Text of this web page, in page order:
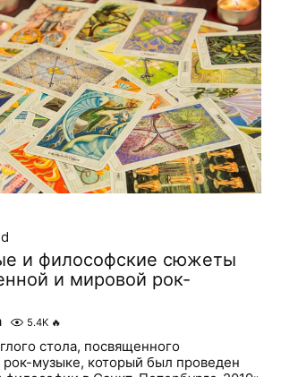
и философские сюжеты
и мировой рок-
5.4K 🔥
стола, посвященного
рок-музыке, который был проведен